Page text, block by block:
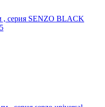
серия SENZO BLACK